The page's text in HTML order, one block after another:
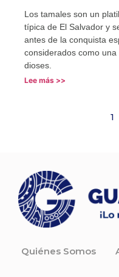
Los tamales son un
típica de El Salvador y
antes de la conquista
considerados como
dioses.
Lee más >>
1
Quiénes Somos